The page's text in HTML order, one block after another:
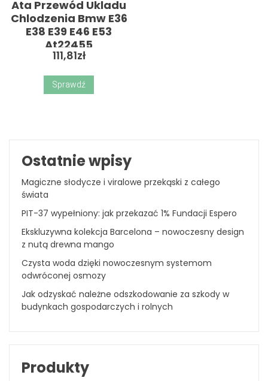
Ata Przewód Ukladu
Chlodzenia Bmw E36
E38 E39 E46 E53
At22455
111,81zł
Sprawdź
Ostatnie wpisy
Magiczne słodycze i viralowe przekąski z całego
świata
PIT-37 wypełniony: jak przekazać 1% Fundacji Espero
Ekskluzywna kolekcja Barcelona – nowoczesny design
z nutą drewna mango
Czysta woda dzięki nowoczesnym systemom
odwróconej osmozy
Jak odzyskać należne odszkodowanie za szkody w
budynkach gospodarczych i rolnych
Produkty